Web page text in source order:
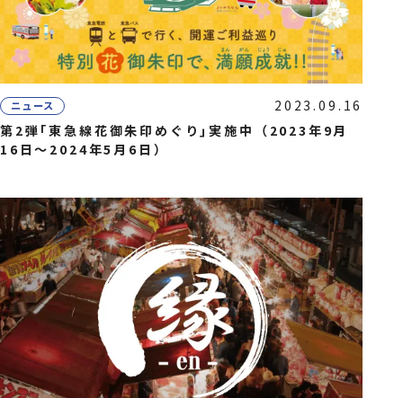
ニュース
2023.09.16
第2弾｢東急線花御朱印めぐり｣実施中（2023年9月
16日〜2024年5月6日）